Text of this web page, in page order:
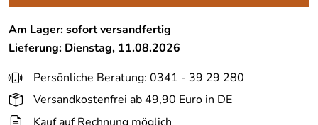
Am Lager: sofort versandfertig
Lieferung: Dienstag, 11.08.2026
Persönliche Beratung: 0341 - 39 29 280
Versandkostenfrei ab 49,90 Euro in DE